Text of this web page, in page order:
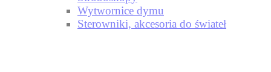
Wytwornice dymu
Sterowniki, akcesoria do świateł